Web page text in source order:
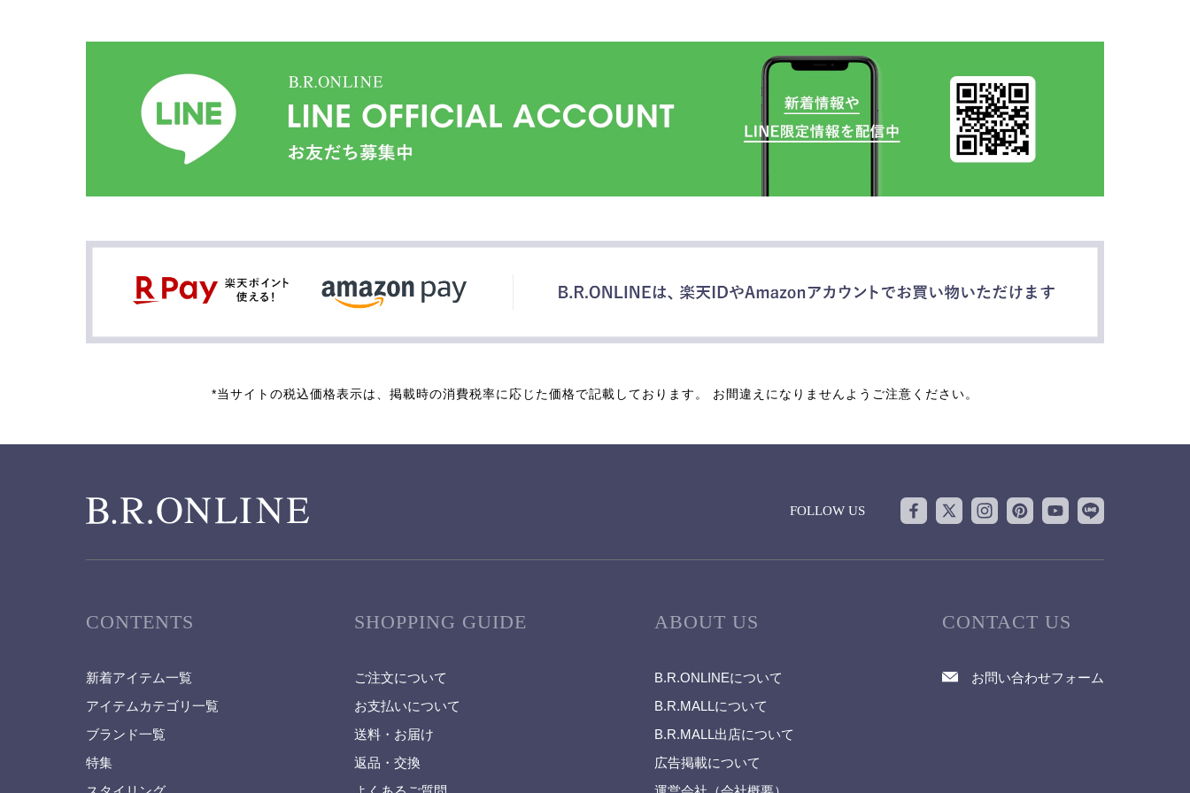
*当サイトの税込価格表示は、掲載時の消費税率に応じた価格で記載しております。 お間違えになりませんようご注意ください。
FOLLOW US
CONTENTS
新着アイテム一覧
アイテムカテゴリ一覧
ブランド一覧
特集
SHOPPING GUIDE
ご注文について
お支払いについて
送料・お届け
返品・交換
ABOUT US
B.R.ONLINEについて
B.R.MALLについて
B.R.MALL出店について
広告掲載について
CONTACT US
お問い合わせフォーム